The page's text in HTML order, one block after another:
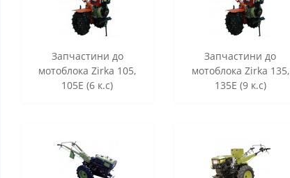
Запчастини до
мотоблока Zirka 105,
105E (6 к.с)
Запчастини до
мотоблока Zirka 135,
135E (9 к.с)